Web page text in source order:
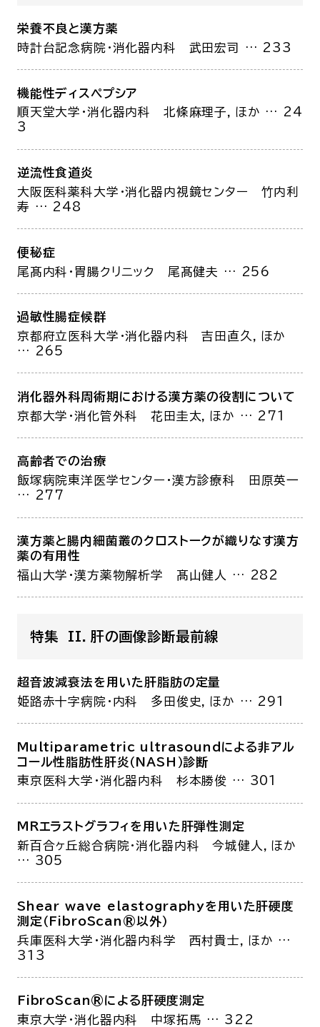
栄養不良と漢方薬
時計台記念病院・消化器内科
武田宏司 … 233
機能性ディスペプシア
順天堂大学・消化器内科
北條麻理子，ほか … 24
3
逆流性食道炎
大阪医科薬科大学・消化器内視鏡センター
竹内利
寿
… 248
便秘症
尾髙内科・胃腸クリニック
尾髙健夫 … 256
過敏性腸症候群
京都府立医科大学・消化器内科
吉田直久，ほか
… 265
消化器外科周術期における漢方薬の役割について
京都大学・消化管外科
花田圭太，ほか … 271
高齢者での治療
飯塚病院東洋医学センター・漢方診療科
田原英一
… 277
漢方薬と腸内細菌叢のクロストークが織りなす漢方
薬の有用性
福山大学・漢方薬物解析学
髙山健人 … 282
特集 II．肝の画像診断最前線
超音波減衰法を用いた肝脂肪の定量
姫路赤十字病院・内科
多田俊史，ほか … 291
Multiparametric ultrasoundによる非アル
コール性脂肪性肝炎（NASH）診断
東京医科大学・消化器内科
杉本勝俊 … 301
MRエラストグラフィを用いた肝弾性測定
新百合ヶ丘総合病院・消化器内科
今城健人，ほか
… 305
Shear wave elastographyを用いた肝硬度
測定（FibroScan®以外）
兵庫医科大学・消化器内科学
西村貴士，ほか …
313
FibroScan®による肝硬度測定
東京大学・消化器内科
中塚拓馬 … 322